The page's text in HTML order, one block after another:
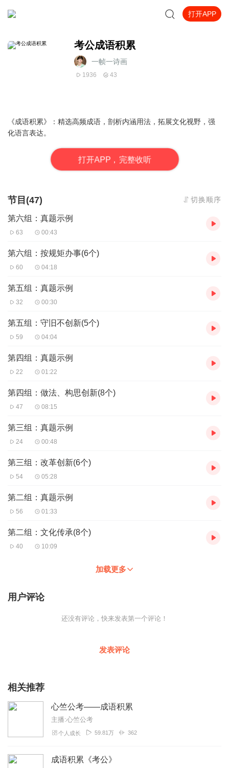
打开APP
考公成语积累
一帧一诗画
1936 43
《成语积累》：精选高频成语，剖析内涵用法，拓展文化视野，强
化语言表达。
打开APP，完整收听
节目(47) 切换顺序
第六组：真题示例
63 00:43
第六组：按规矩办事(6个)
60 04:18
第五组：真题示例
32 00:30
第五组：守旧不创新(5个)
59 04:04
第四组：真题示例
22 01:22
第四组：做法、构思创新(8个)
47 08:15
第三组：真题示例
24 00:48
第三组：改革创新(6个)
54 05:28
第二组：真题示例
56 01:33
第二组：文化传承(8个)
40 10:09
加载更多
用户评论
还没有评论，快来发表第一个评论！
发表评论
相关推荐
心竺公考——成语积累
主播:心竺公考
个人成长 59.81万 362
成语积累《考公》